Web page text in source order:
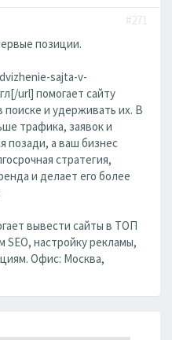
#271
позиции.
sajta-v-
url] помогает сайту
и удерживать их. В
трафика, заявок и
позади, а ваш бизнес
стратегия,
и делает его более
вывести сайты в ТОП
SEO, настройку рекламы,
Офис: Москва,